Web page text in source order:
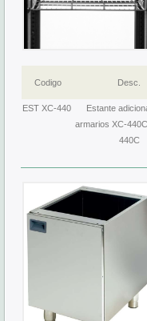
Codigo Desc.
EST XC-440
Estante
armarios XC-
440C